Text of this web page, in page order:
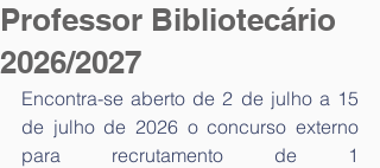
Professor Bibliotecário
2026/2027
Encontra-se aberto de 2 de julho a 15
de julho de 2026 o concurso externo
para recrutamento de 1